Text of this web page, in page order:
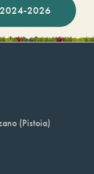
2024-2026
(Pistoia)